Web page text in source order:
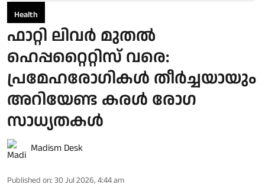
Health
ഫാറ്റി ലിവർ മുതൽ
ഹെപ്പറ്റൈറ്റിസ് വരെ:
പ്രമേഹരോഗികൾ തീർച്ചയായും
അറിയേണ്ട കരൾ രോഗ
സാധ്യതകൾ
Madism Desk
Published on: 30 Jul 2026, 4:44 am